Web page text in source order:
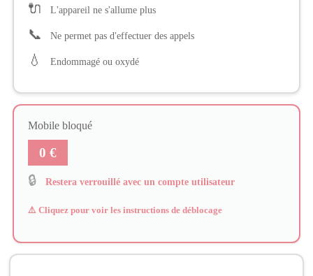
🔌 L'appareil ne s'allume plus
📞 Ne permet pas d'effectuer des appels
💧 Endommagé ou oxydé
Mobile bloqué
0 €
🔒 Restera verrouillé avec un compte utilisateur
⚠️ Cliquez pour voir les instructions de déblocage